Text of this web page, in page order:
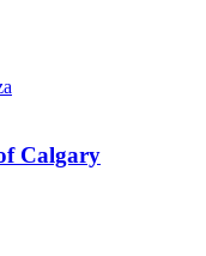
Calgary